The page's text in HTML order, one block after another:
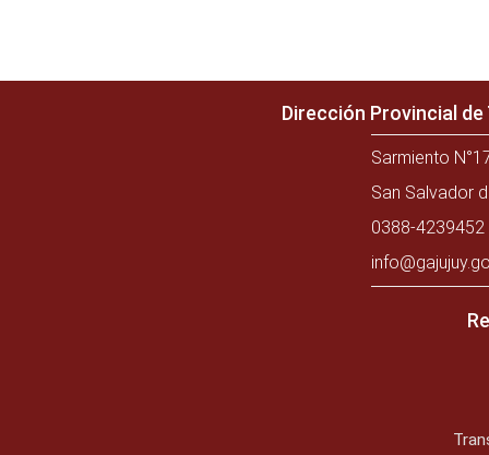
Dirección Provincial
Sarmiento
San Salvador
0388-